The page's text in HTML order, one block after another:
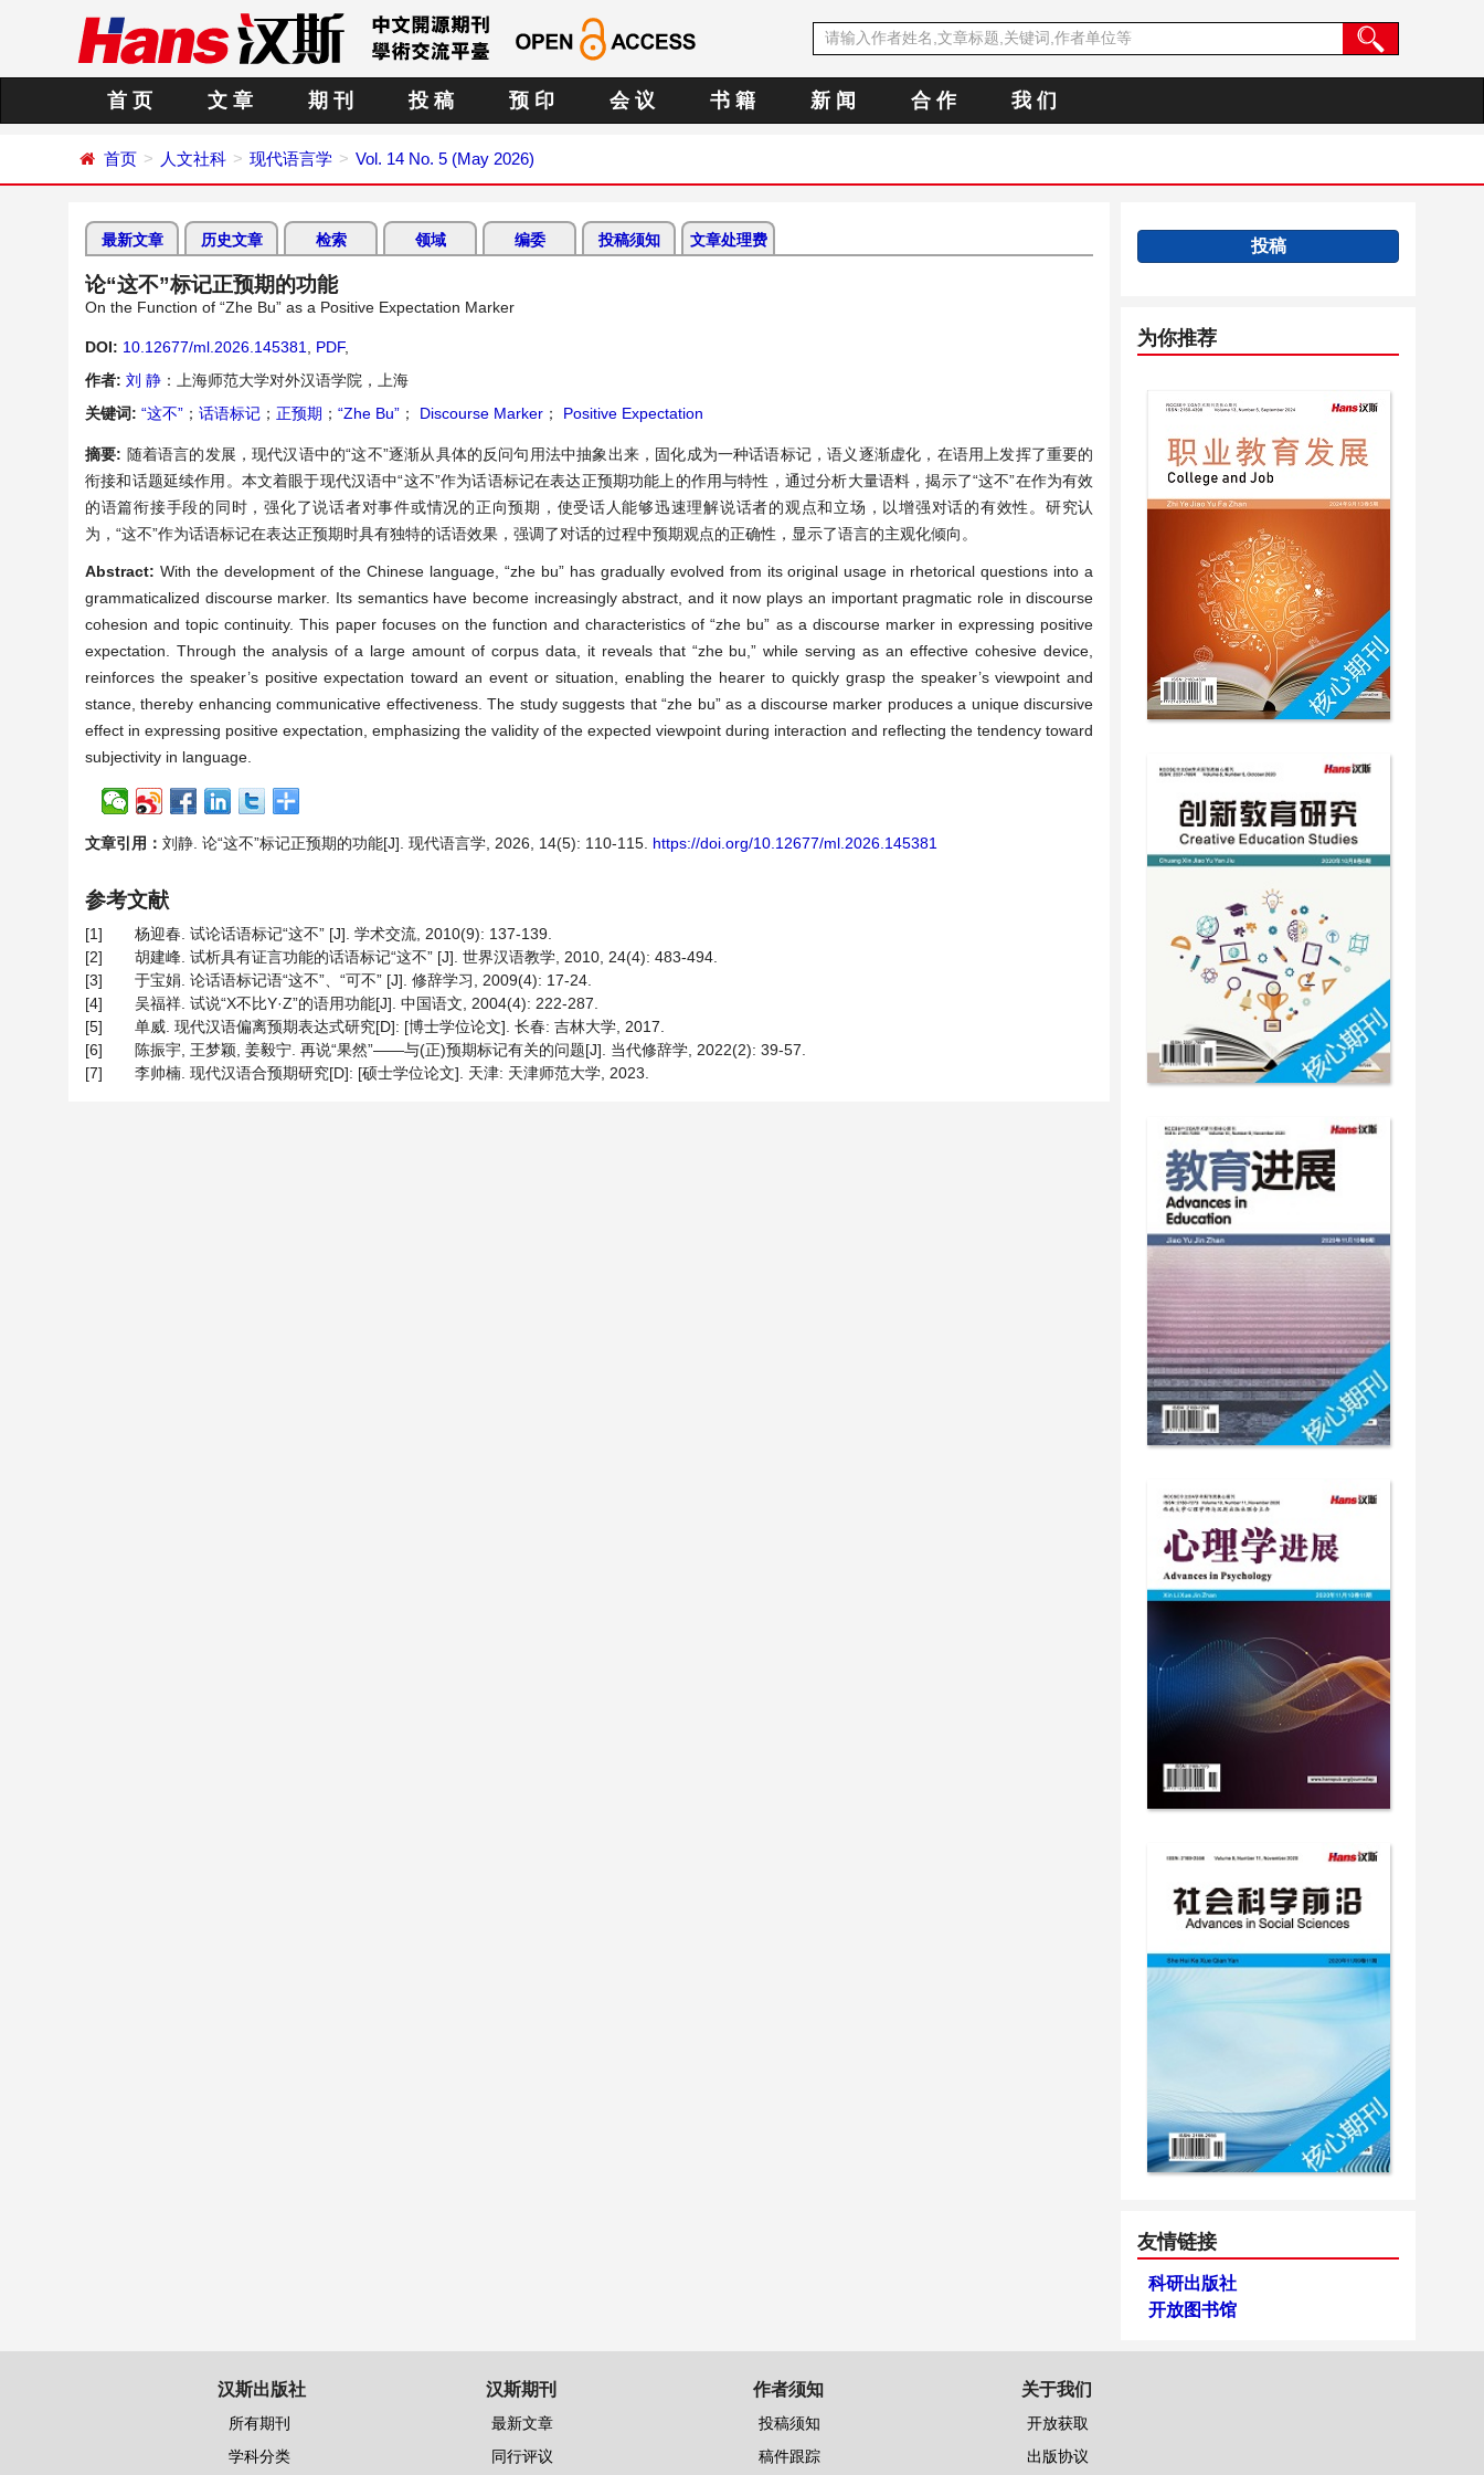
首 页 文 章 期 刊 投 稿 预 印 会 议 书 籍 新 闻 合 作 我 们
首页 人文社科 现代语言学 Vol. 14 No. 5 (May 2026)
最新文章 历史文章 检索 领域 编委 投稿须知 文章处理费
论“这不”标记正预期的功能
On the Function of “Zhe Bu” as a Positive Expectation Marker
DOI: 10.12677/ml.2026.145381 PDF,
作者: 刘 静 ：上海师范大学对外汉语学院，上海
关键词: “这不” ； 话语标记 ； 正预期 ； “Zhe Bu” ； Discourse Marker ； Positive Expectation
摘要: 随着语言的发展，现代汉语中的“这不”逐渐从具体的反问句用法中抽象出来，固化成为一种话语标记，语义逐渐虚化，在语用上发挥了重要的
衔接和话题延续作用。本文着眼于现代汉语中“这不”作为话语标记在表达正预期功能上的作用与特性，通过分析大量语料，揭示了“这不”在作为有效
的语篇衔接手段的同时，强化了说话者对事件或情况的正向预期，使受话人能够迅速理解说话者的观点和立场，以增强对话的有效性。研究认
为，“这不”作为话语标记在表达正预期时具有独特的话语效果，强调了对话的过程中预期观点的正确性，显示了语言的主观化倾向。
Abstract: With the development of the Chinese language, “zhe bu” has gradually evolved from its original usage in rhetorical questions into a
grammaticalized discourse marker. Its semantics have become increasingly abstract, and it now plays an important pragmatic role in discourse
cohesion and topic continuity. This paper focuses on the function and characteristics of “zhe bu” as a discourse marker in expressing positive
expectation. Through the analysis of a large amount of corpus data, it reveals that “zhe bu,” while serving as an effective cohesive device,
reinforces the speaker’s positive expectation toward an event or situation, enabling the hearer to quickly grasp the speaker’s viewpoint and
stance, thereby enhancing communicative effectiveness. The study suggests that “zhe bu” as a discourse marker produces a unique discursive
effect in expressing positive expectation, emphasizing the validity of the expected viewpoint during interaction and reflecting the tendency toward
subjectivity in language.
文章引用： 刘静. 论“这不”标记正预期的功能[J]. 现代语言学, 2026, 14(5): 110-115. https://doi.org/10.12677/ml.2026.145381
参考文献
[1]
杨迎春. 试论话语标记“这不” [J]. 学术交流, 2010(9): 137-139.
[2]
胡建峰. 试析具有证言功能的话语标记“这不” [J]. 世界汉语教学, 2010, 24(4): 483-494.
[3]
于宝娟. 论话语标记语“这不”、“可不” [J]. 修辞学习, 2009(4): 17-24.
[4]
吴福祥. 试说“X不比Y·Z”的语用功能[J]. 中国语文, 2004(4): 222-287.
[5]
单威. 现代汉语偏离预期表达式研究[D]: [博士学位论文]. 长春: 吉林大学, 2017.
[6]
陈振宇, 王梦颖, 姜毅宁. 再说“果然”——与(正)预期标记有关的问题[J]. 当代修辞学, 2022(2): 39-57.
[7]
李帅楠. 现代汉语合预期研究[D]: [硕士学位论文]. 天津: 天津师范大学, 2023.
投稿
为你推荐
友情链接
科研出版社
开放图书馆
汉斯出版社
所有期刊
学科分类
汉斯期刊
最新文章
同行评议
作者须知
投稿须知
稿件跟踪
关于我们
开放获取
出版协议